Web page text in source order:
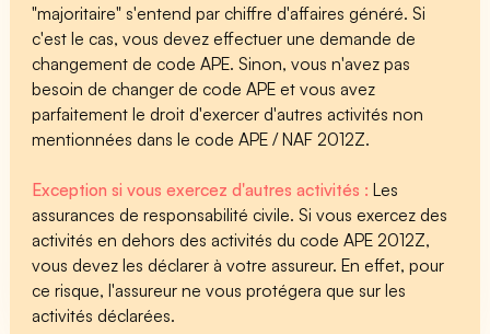
"majoritaire" s'entend par chiffre d'affaires généré. Si
c'est le cas, vous devez effectuer une demande de
changement de code APE. Sinon, vous n'avez pas
besoin de changer de code APE et vous avez
parfaitement le droit d'exercer d'autres activités non
mentionnées dans le code APE / NAF 2012Z.
Exception si vous exercez d'autres activités :Les
assurances de responsabilité civile. Si vous exercez des
activités en dehors des activités du code APE 2012Z,
vous devez les déclarer à votre assureur. En effet, pour
ce risque, l'assureur ne vous protégera que sur les
activités déclarées.